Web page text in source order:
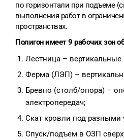
по горизонтали при подъеме
выполнения работ в
пространствах.
Полигон имеет 9 рабочих зон
Лестница –
Ферма (ЛЭП) –
Бревно (столб/опора) –
электропередач;
Скат кровли под разными
Спуск/подъем в ОЗП